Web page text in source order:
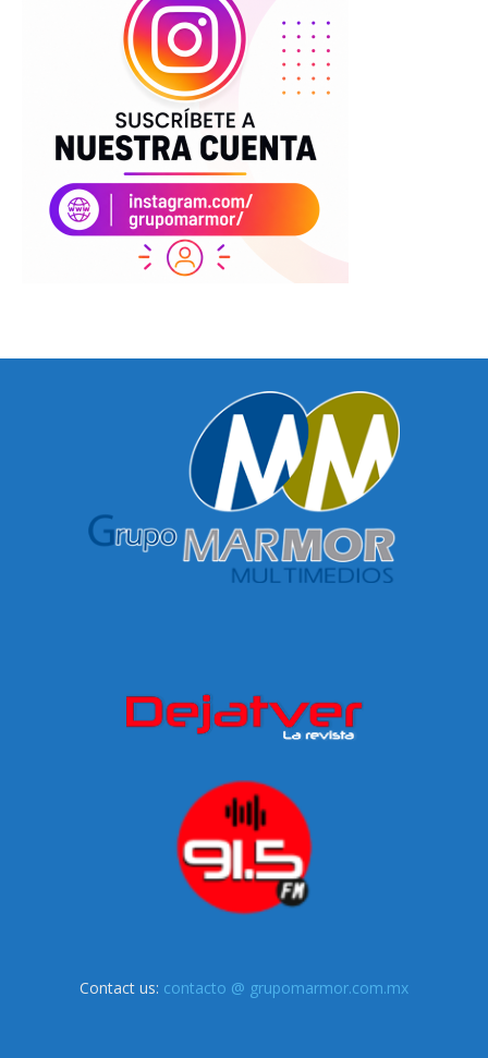
Contact us: contacto @ grupomarmor.com.mx